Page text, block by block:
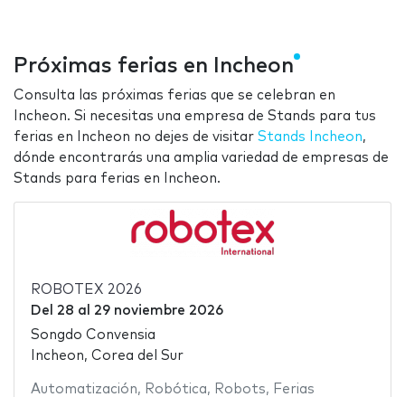
Próximas ferias en Incheon
Consulta las próximas ferias que se celebran en
Incheon. Si necesitas una empresa de Stands para tus
ferias en Incheon no dejes de visitar Stands Incheon,
dónde encontrarás una amplia variedad de empresas de
Stands para ferias en Incheon.
ROBOTEX 2026
Del 28 al 29 noviembre 2026
Songdo Convensia
Incheon, Corea del Sur
Automatización, Robótica, Robots, Ferias